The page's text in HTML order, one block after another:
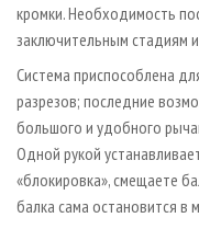
кромки. Необходимость
заключительным стадиям
Система приспособлена
разрезов; последние
большого и удобного
Одной рукой
«блокировка», смещаете
балка сама остановится в